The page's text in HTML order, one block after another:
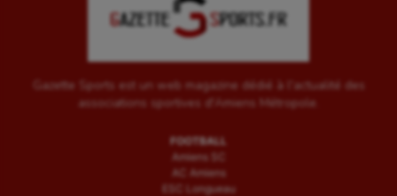
Ultimate frisbee
Voile
Gazette Sports est un web magazine dédié à l'actualité des
associations sportives d'Amiens Métropole.
FOOTBALL
Amiens SC
AC Amiens
ESC Longueau